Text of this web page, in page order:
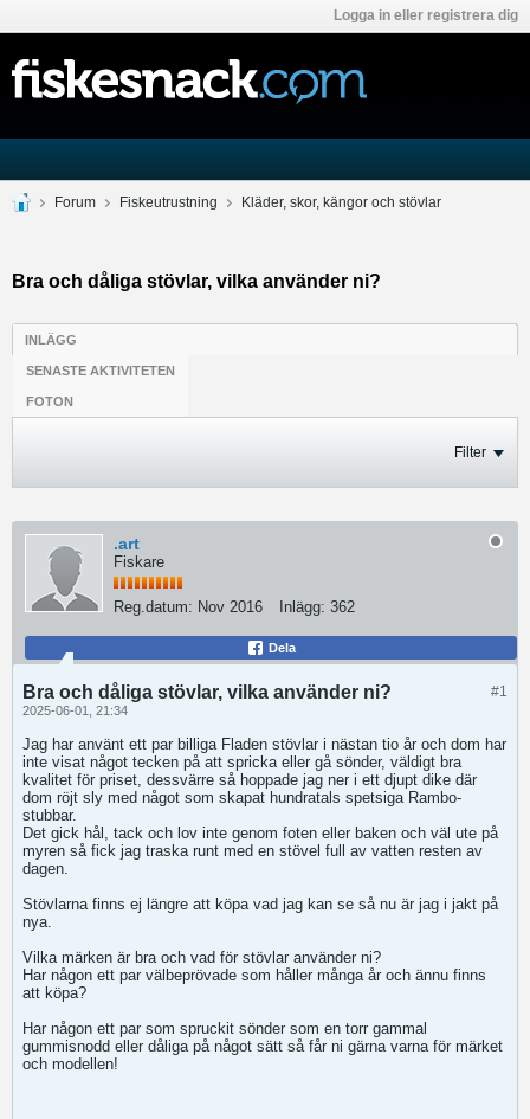
Logga in eller registrera dig
Forum Fiskeutrustning Kläder, skor, kängor och stövlar
Bra och dåliga stövlar, vilka använder ni?
INLÄGG
SENASTE AKTIVITETEN
FOTON
Filter
.art
Fiskare
Reg.datum: Nov 2016 Inlägg: 362
Dela
#1
Bra och dåliga stövlar, vilka använder ni?
2025-06-01, 21:34
Jag har använt ett par billiga Fladen stövlar i nästan tio år och dom har
inte visat något tecken på att spricka eller gå sönder, väldigt bra
kvalitet för priset, dessvärre så hoppade jag ner i ett djupt dike där
dom röjt sly med något som skapat hundratals spetsiga Rambo-
stubbar.
Det gick hål, tack och lov inte genom foten eller baken och väl ute på
myren så fick jag traska runt med en stövel full av vatten resten av
dagen.
Stövlarna finns ej längre att köpa vad jag kan se så nu är jag i jakt på
nya.
Vilka märken är bra och vad för stövlar använder ni?
Har någon ett par välbeprövade som håller många år och ännu finns
att köpa?
Har någon ett par som spruckit sönder som en torr gammal
gummisnodd eller dåliga på något sätt så får ni gärna varna för märket
och modellen!